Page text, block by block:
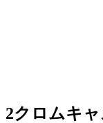
2クロムキ